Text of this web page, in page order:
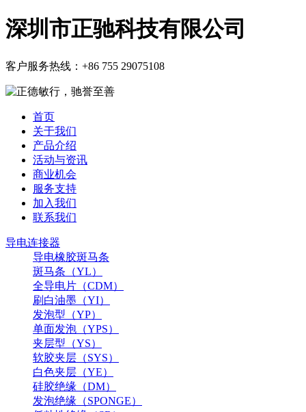
深圳市正驰科技有限公司
客户服务热线： +86 755 29075108
首页
关于我们
产品介绍
活动与资讯
商业机会
服务支持
加入我们
联系我们
导电连接器
导电橡胶斑马条
斑马条（YL）
全导电片（CDM）
刷白油墨（YI）
发泡型（YP）
单面发泡（YPS）
夹层型（YS）
软胶夹层（SYS）
白色夹层（YE）
硅胶绝缘（DM）
发泡绝缘（SPONGE）